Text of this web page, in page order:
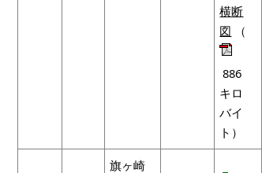
横断
図 （
886
キロ
バイ
ト）
旗ヶ崎